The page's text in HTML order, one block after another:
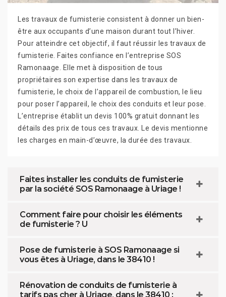
Les travaux de fumisterie consistent à donner un bien-
être aux occupants d’une maison durant tout l’hiver.
Pour atteindre cet objectif, il faut réussir les travaux de
fumisterie. Faites confiance en l’entreprise SOS
Ramonaage. Elle met à disposition de tous
propriétaires son expertise dans les travaux de
fumisterie, le choix de l’appareil de combustion, le lieu
pour poser l’appareil, le choix des conduits et leur pose.
L’entreprise établit un devis 100% gratuit donnant les
détails des prix de tous ces travaux. Le devis mentionne
les charges en main-d’œuvre, la durée des travaux.
Faites installer les conduits de fumisterie
par la société SOS Ramonaage à Uriage !
Comment faire pour choisir les éléments
de fumisterie ? U
Pose de fumisterie à SOS Ramonaage si
vous êtes à Uriage, dans le 38410 !
Rénovation de conduits de fumisterie à
tarifs pas cher à Uriage, dans le 38410 :